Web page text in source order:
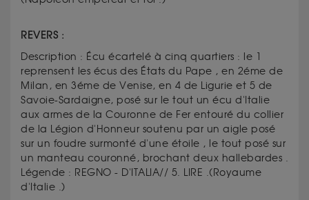
REVERS :
Description : Écu écartelé à cinq quartiers : le 1
reprensent les écus des États du Pape , en 2éme de
Milan, en 3éme de Venise, en 4 de Ligurie et 5 de
Savoie-Sardaigne, posé sur le tout un écu d'Italie
aux armes de la Couronne de Fer entouré du collier
de la Légion d'Honneur soutenu par un aigle posé
sur un foudre surmonté d'une étoile , le tout posé sur
un manteau couronné, brochant deux hallebardes .
Légende : REGNO - D'ITALIA// 5. LIRE .(Royaume
d'Italie .)